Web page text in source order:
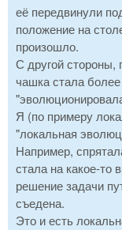
её передвинули
положение на
произошло.
С другой стороны,
чашка стала
Я (по примеру
"локальная
Например,
стала на какое-то
решение задачи
съедена.
Это и есть